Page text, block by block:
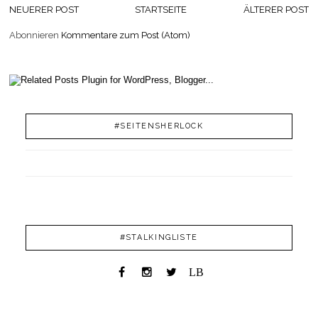
NEUERER POST ÄLTERER POST
STARTSEITE
Abonnieren Kommentare zum Post (Atom)
#SEITENSHERLOCK
#STALKINGLISTE
LB